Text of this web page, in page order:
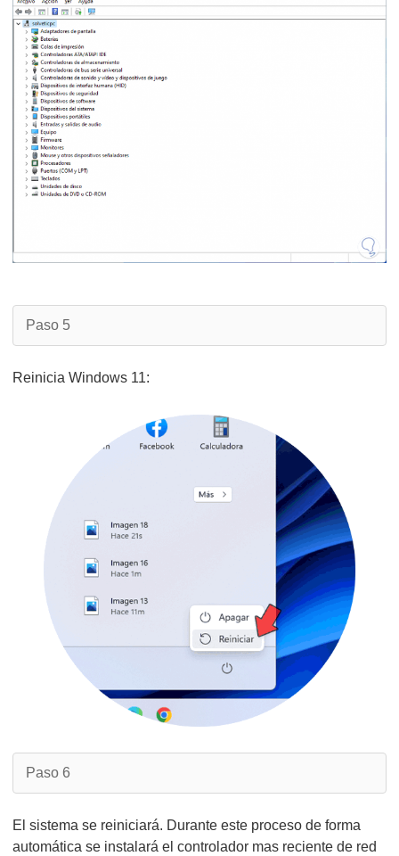
Paso 5
Reinicia Windows 11:
Paso 6
El sistema se reiniciará. Durante este proceso de forma
automática se instalará el controlador mas reciente de red